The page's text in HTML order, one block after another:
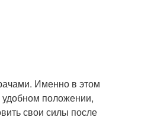
Именно в этом
удобном положении,
свои силы после